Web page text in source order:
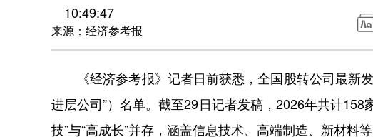
10:49:47
来源：经济参考报
《经济参考报》记者日前获悉，全国股转公司最新发
进层公司”）名单。截至29日记者发稿，2026年共计
技”与“高成长”并存，涵盖信息技术、高端制造、新材料